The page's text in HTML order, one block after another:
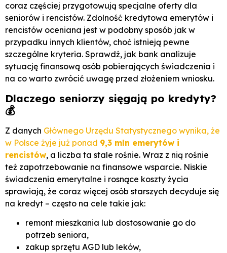
coraz częściej przygotowują specjalne oferty dla
seniorów i rencistów. Zdolność kredytowa emerytów i
rencistów oceniana jest w podobny sposób jak w
przypadku innych klientów, choć istnieją pewne
szczególne kryteria. Sprawdź, jak bank analizuje
sytuację finansową osób pobierających świadczenia i
na co warto zwrócić uwagę przed złożeniem wniosku.
Dlaczego seniorzy sięgają po kredyty?
💰
Z danych Głównego Urzędu Statystycznego wynika, że
w Polsce żyje już ponad 9,3 mln emerytów i
rencistów, a liczba ta stale rośnie. Wraz z nią rośnie
też zapotrzebowanie na finansowe wsparcie. Niskie
świadczenia emerytalne i rosnące koszty życia
sprawiają, że coraz więcej osób starszych decyduje się
na kredyt – często na cele takie jak:
remont mieszkania lub dostosowanie go do
potrzeb seniora,
zakup sprzętu AGD lub leków,